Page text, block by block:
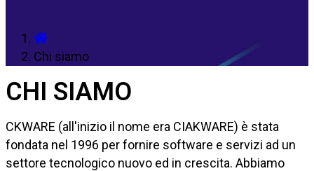
Chi siamo
CHI SIAMO
CKWARE (all'inizio il nome era CIAKWARE) è stata
fondata nel 1996 per fornire software e servizi ad un
settore tecnologico nuovo ed in crescita. Abbiamo